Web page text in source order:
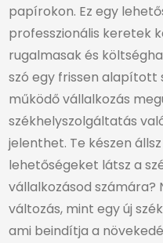
papírokon. Ez egy
professzionális keretek
rugalmasak és
szó egy frissen
működő vállalkozás
székhelyszolgáltatás
jelenthet. Te készen
lehetőségeket látsz a
vállalkozásod számára?
változás, mint egy új
ami beindítja a